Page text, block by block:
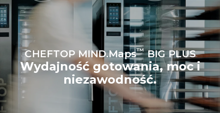
6 pełnych załadunków
pieczonych kurczaków
6 pełnych załadunków
7 długich programów mycia
CHEFTOP MIND.Maps™BIG PLUS
Wydajność gotowania, moc i
niezawodność.